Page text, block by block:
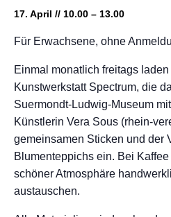
17. April // 10.00 – 13.00
Für Erwachsene, ohne
Einmal monatlich freitags
Kunstwerkstatt Spectrum, die
Suermondt-Ludwig-Museum
Künstlerin Vera Sous (rhein-
gemeinsamen Sticken und der
Blumenteppichs ein. Bei
schöner Atmosphäre
austauschen.